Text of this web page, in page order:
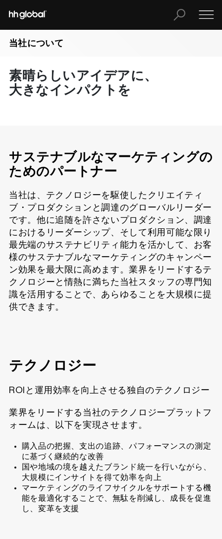
当社について
素晴らしいアイデアに、
大きなインパクトを
サステナブルなマーケティングの
ためのパートナー
当社は、テクノロジーを駆使したクリエイティ
ブ・プロダクションと調達のグローバルリーダー
です。他に追随を許さないプロダクション、調達
におけるリーダーシップ、そして利用可能な限り
最先端のサステナビリティ能力を活かして、お客
様のサステナブルなマーケティングのキャンペー
ン効果を最大限に高めます。業界をリードするテ
クノロジーと情熱に満ちた当社スタッフの専門知
識を活用することで、あらゆることを大規模に提
供できます。
テクノロジー
ROIと運用効率を向上させる独自のテクノロジー
業界をリードする当社のテクノロジープラットフ
ォームは、以下を実現させます。
購入品の把握、支出の追跡、パフォーマンスの測定
に基づく継続的な改善
国や地域の境を越えたブランド統一を行いながら、
大規模にインサイトを得て効率を向上
マーケティングのライフサイクルをサポートする機
能を最適化することで、無駄を削減し、成長を促進
し、変革を支援